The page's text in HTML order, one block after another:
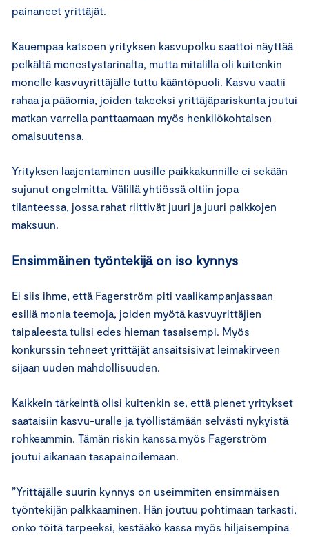
painaneet yrittäjät.
Kauempaa katsoen yrityksen kasvupolku saattoi näyttää
pelkältä menestystarinalta, mutta mitalilla oli kuitenkin
monelle kasvuyrittäjälle tuttu kääntöpuoli. Kasvu vaatii
rahaa ja pääomia, joiden takeeksi yrittäjäpariskunta joutui
matkan varrella panttaamaan myös henkilökohtaisen
omaisuutensa.
Yrityksen laajentaminen uusille paikkakunnille ei sekään
sujunut ongelmitta. Välillä yhtiössä oltiin jopa
tilanteessa, jossa rahat riittivät juuri ja juuri palkkojen
maksuun.
Ensimmäinen työntekijä on iso kynnys
Ei siis ihme, että Fagerström piti vaalikampanjassaan
esillä monia teemoja, joiden myötä kasvuyrittäjien
taipaleesta tulisi edes hieman tasaisempi. Myös
konkurssin tehneet yrittäjät ansaitsisivat leimakirveen
sijaan uuden mahdollisuuden.
Kaikkein tärkeintä olisi kuitenkin se, että pienet yritykset
saataisiin kasvu-uralle ja työllistämään selvästi nykyistä
rohkeammin. Tämän riskin kanssa myös Fagerström
joutui aikanaan tasapainoilemaan.
”Yrittäjälle suurin kynnys on useimmiten ensimmäisen
työntekijän palkkaaminen. Hän joutuu pohtimaan tarkasti,
onko töitä tarpeeksi, kestääkö kassa myös hiljaisempina